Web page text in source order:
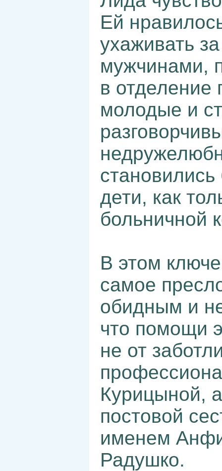
Ей
ухаживать
мужчинами,
в отделение
молодые и
дети, как
больничной
В этом
самое
обидным и
что помощи
не от
Курицыной,
постовой
именем
Радушко.